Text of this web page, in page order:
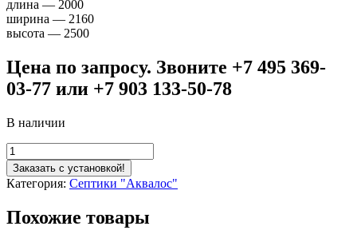
длина — 2000
ширина — 2160
высота — 2500
Цена по запросу. Звоните +7 495 369-
03-77 или +7 903 133-50-78
В наличии
Заказать с установкой!
Категория: Септики "Аквалос"
Похожие товары